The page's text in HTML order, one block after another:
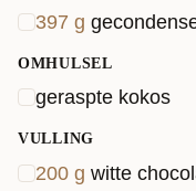
397 g
OMHULSEL
geraspte kokos
VULLING
200 g witte